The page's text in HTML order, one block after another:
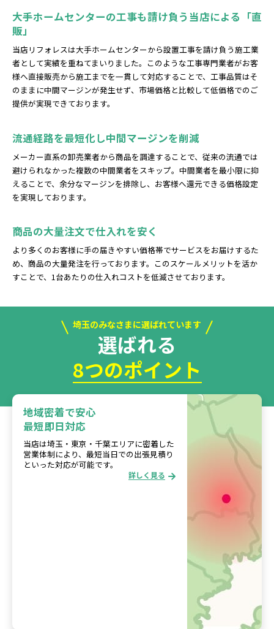
大手ホームセンターの工事も請け負う当店による「直
販」
当店リフォレスは大手ホームセンターから設置工事を請け負う施工業
者として実績を重ねてまいりました。このような工事専門業者がお客
様へ直接販売から施工までを一貫して対応することで、工事品質はそ
のままに中間マージンが発生せず、市場価格と比較して低価格でのご
提供が実現できております。
流通経路を最短化し中間マージンを削減
メーカー直系の卸売業者から商品を調達することで、従来の流通では
避けられなかった複数の中間業者をスキップ。中間業者を最小限に抑
えることで、余分なマージンを排除し、お客様へ還元できる価格設定
を実現しております。
商品の大量注文で仕入れを安く
より多くのお客様に手の届きやすい価格帯でサービスをお届けするた
め、商品の大量発注を行っております。このスケールメリットを活か
すことで、1台あたりの仕入れコストを低減させております。
埼玉のみなさまに選ばれています
選ばれる
8つのポイント
地域密着で安心
最短即日対応
当店は埼玉・東京・千葉エリアに密着した
営業体制により、最短当日での出張見積り
といった対応が可能です。
詳しく見る